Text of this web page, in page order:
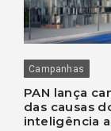
Campanhas
PAN lança
das causas
inteligência